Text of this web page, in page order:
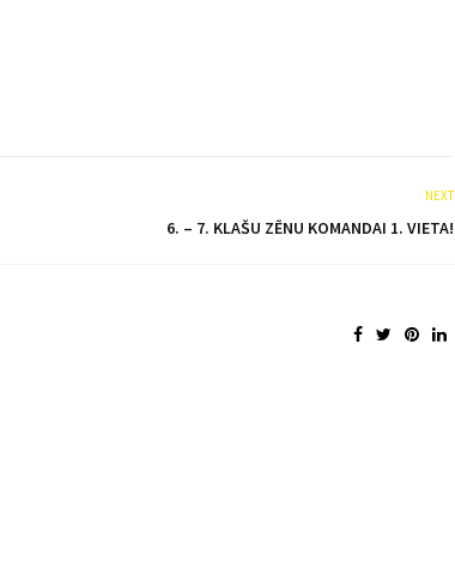
NEXT
6. – 7. KLAŠU ZĒNU KOMANDAI 1. VIETA!